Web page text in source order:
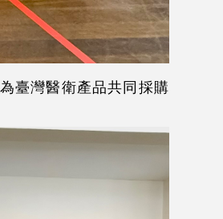
臺灣醫衛產品共同採購